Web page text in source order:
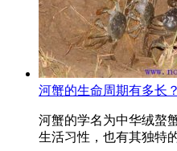
河蟹的生命周期有多长？
河蟹的学名为中华绒螯
生活习性，也有其独特